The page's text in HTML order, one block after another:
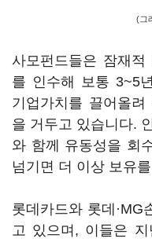
(그
사모펀드들은 잠재
를 인수해 보통 3~5
기업가치를 끌어올
을 거두고 있습니다.
와 함께 유동성을 회
넘기면 더 이상 보유
롯데카드와 롯데·MG
고 있으며, 이들은 지